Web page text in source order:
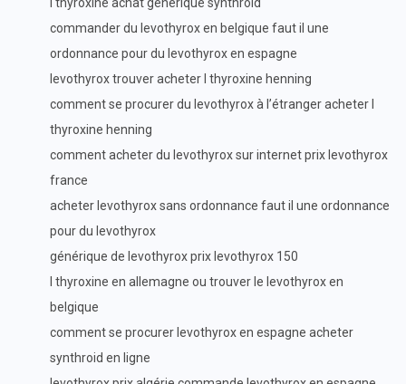
commander du levothyrox en belgique faut il une
ordonnance pour du levothyrox en espagne
levothyrox trouver acheter l thyroxine henning
comment se procurer du levothyrox à l’étranger acheter l
thyroxine henning
comment acheter du levothyrox sur internet prix levothyrox
france
acheter levothyrox sans ordonnance faut il une ordonnance
pour du levothyrox
générique de levothyrox prix levothyrox 150
l thyroxine en allemagne ou trouver le levothyrox en
belgique
comment se procurer levothyrox en espagne acheter
synthroid en ligne